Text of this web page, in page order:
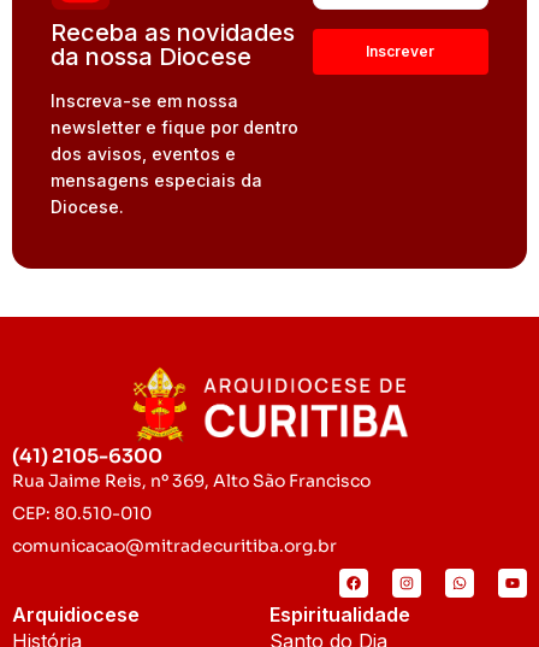
Receba as novidades
da nossa Diocese
Inscreva-se em nossa
newsletter e fique por dentro
dos avisos, eventos e
mensagens especiais da
Diocese.
(41) 2105-6300
Rua Jaime Reis, nº 369, Alto São Francisco
CEP: 80.510-010
comunicacao@mitradecuritiba.org.br
Arquidiocese
História
Espiritualidade
Santo do Dia